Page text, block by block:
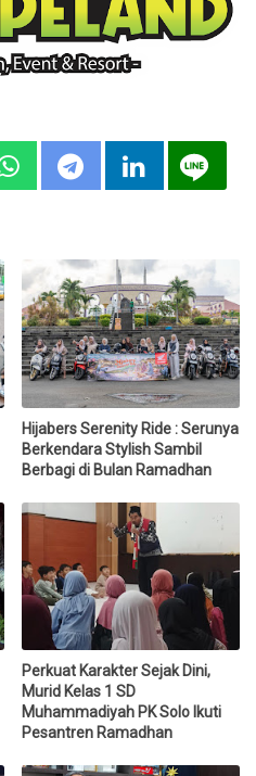
Hijabers Serenity Ride : Serunya
Berkendara Stylish Sambil
Berbagi di Bulan Ramadhan
Perkuat Karakter Sejak Dini,
Murid Kelas 1 SD
Muhammadiyah PK Solo Ikuti
Pesantren Ramadhan